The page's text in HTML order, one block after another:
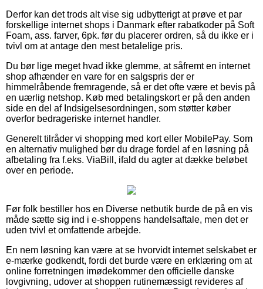
Derfor kan det trods alt vise sig udbytterigt at prøve et par
forskellige internet shops i Danmark efter rabatkoder på Soft
Foam, ass. farver, 6pk. før du placerer ordren, så du ikke er i
tvivl om at antage den mest betalelige pris.
Du bør lige meget hvad ikke glemme, at såfremt en internet
shop afhænder en vare for en salgspris der er
himmelråbende fremragende, så er det ofte være et bevis på
en uærlig netshop. Køb med betalingskort er på den anden
side en del af Indsigelsesordningen, som støtter køber
overfor bedrageriske internet handler.
Generelt tilråder vi shopping med kort eller MobilePay. Som
en alternativ mulighed bør du drage fordel af en løsning på
afbetaling fra f.eks. ViaBill, ifald du agter at dække beløbet
over en periode.
Før folk bestiller hos en Diverse netbutik burde de på en vis
måde sætte sig ind i e-shoppens handelsaftale, men det er
uden tvivl et omfattende arbejde.
En nem løsning kan være at se hvorvidt internet selskabet er
e-mærke godkendt, fordi det burde være en erklæring om at
online forretningen imødekommer den officielle danske
lovgivning, udover at shoppen rutinemæssigt revideres af